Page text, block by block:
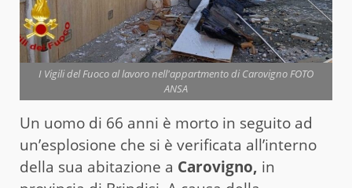
I Vigili del Fuoco al lavoro nell'appartmento di Carovigno FOTO
ANSA
Un uomo di 66 anni è morto in seguito ad
un’esplosione che si è verificata all’interno
della sua abitazione a Carovigno, in